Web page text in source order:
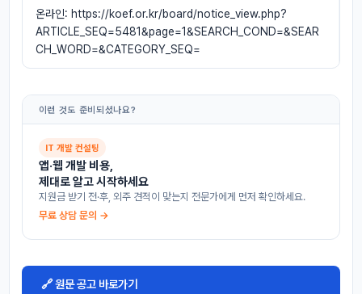
온라인: https://koef.or.kr/board/notice_view.php?
ARTICLE_SEQ=5481&page=1&SEARCH_COND=&SEAR
CH_WORD=&CATEGORY_SEQ=
이런 것도 준비되셨나요?
IT 개발 컨설팅
앱·웹 개발 비용,
제대로 알고 시작하세요
지원금 받기 전·후, 외주 견적이 맞는지 전문가에게 먼저 확인하세요.
무료 상담 문의 →
🔗 원문 공고 바로가기